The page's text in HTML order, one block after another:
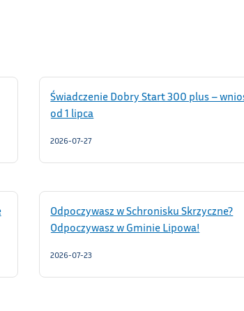
Świadczenie Dobry Start 300 plus –
od 1 lipca
2026-07-27
Odpoczywasz w Schronisku Skrzyczne?
Odpoczywasz w Gminie Lipowa!
2026-07-23